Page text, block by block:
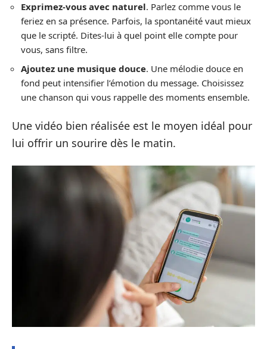
Exprimez-vous avec naturel. Parlez comme vous le
feriez en sa présence. Parfois, la spontanéité vaut mieux
que le scripté. Dites-lui à quel point elle compte pour
vous, sans filtre.
Ajoutez une musique douce. Une mélodie douce en
fond peut intensifier l’émotion du message. Choisissez
une chanson qui vous rappelle des moments ensemble.
Une vidéo bien réalisée est le moyen idéal pour
lui offrir un sourire dès le matin.